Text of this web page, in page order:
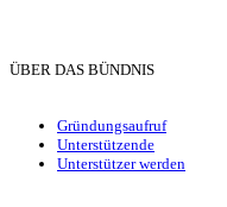
ÜBER DAS BÜNDNIS
Gründungsaufruf
Unterstützende
Unterstützer werden